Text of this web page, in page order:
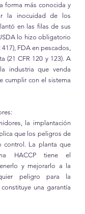
forma más conocida y
la inocuidad de los
en las filas de sus
lo hizo obligatorio
417), FDA en pescados,
(21 CFR 120 y 123). A
industria que venda
cumplir con el sistema
la implantación
que los peligros de
control. La planta que
HACCP tiene el
y mejorarlo a la
peligro para la
una garantía